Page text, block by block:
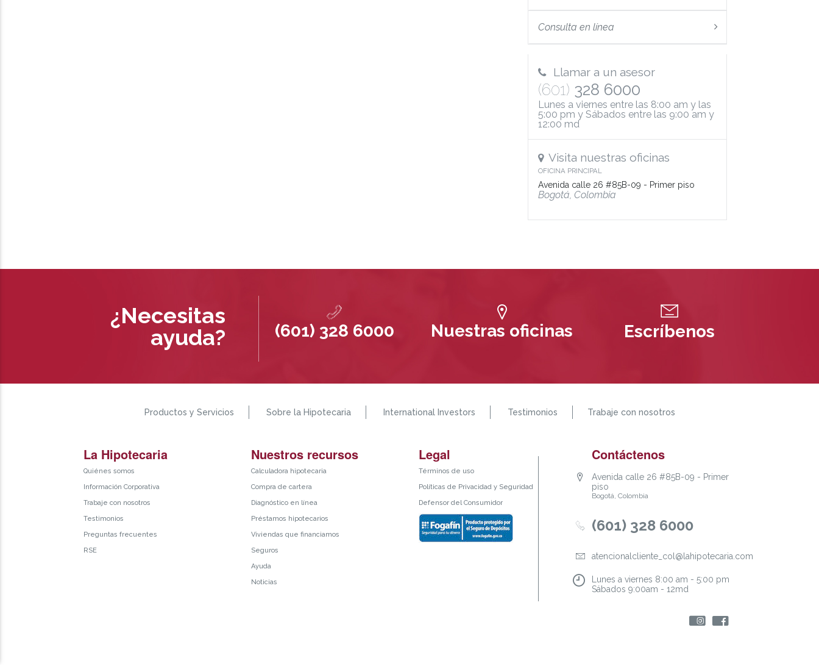
Consulta en línea
Llamar a un asesor
(601) 328 6000
Lunes a viernes entre las 8:00 am y las
5:00 pm y Sábados entre las 9:00 am y
12:00 md
Visita nuestras oficinas
OFICINA PRINCIPAL
Avenida calle 26 #85B-09 - Primer piso
Bogotá, Colombia
¿Necesitas
ayuda?
(601) 328 6000 Nuestras oficinas Escríbenos
Productos y Servicios Sobre la Hipotecaria International Investors Testimonios Trabaje con nosotros
La Hipotecaria
Quiénes somos
Información Corporativa
Trabaje con nosotros
Testimonios
Preguntas frecuentes
RSE
Nuestros recursos
Calculadora hipotecaria
Compra de cartera
Diagnóstico en línea
Préstamos hipotecarios
Viviendas que financiamos
Seguros
Ayuda
Noticias
Legal
Términos de uso
Políticas de Privacidad y Seguridad
Defensor del Consumidor
Contáctenos
Avenida calle 26 #85B-09 - Primer
piso
Bogotá, Colombia
(601) 328 6000
atencionalcliente_col@lahipotecaria.com
Lunes a viernes 8:00 am - 5:00 pm
Sábados 9:00am - 12md